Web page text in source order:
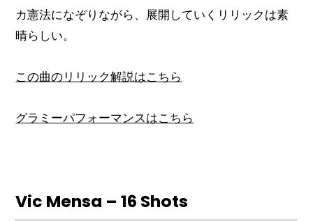
カ憲法になぞりながら、展開していくリリックは素
晴らしい。
この曲のリリック解説はこちら
グラミーパフォーマンスはこちら
Vic Mensa – 16 Shots